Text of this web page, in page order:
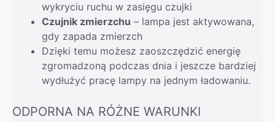
wykryciu ruchu w zasięgu czujki
Czujnik zmierzchu – lampa jest aktywowana,
gdy zapada zmierzch
Dzięki temu możesz zaoszczędzić energię
zgromadzoną podczas dnia i jeszcze bardziej
wydłużyć pracę lampy na jednym ładowaniu.
ODPORNA NA RÓŻNE WARUNKI